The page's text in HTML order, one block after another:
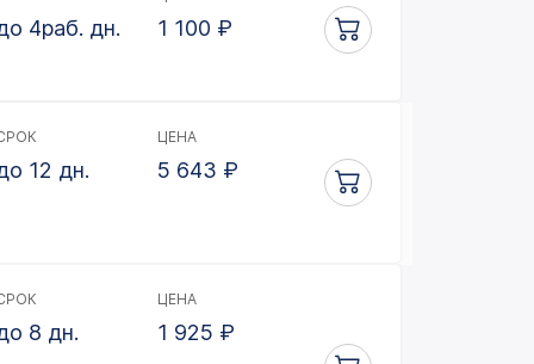
4раб. дн. 1 100 ₽
12 дн.
ЦЕНА
5 643 ₽
8 дн.
ЦЕНА
1 925 ₽